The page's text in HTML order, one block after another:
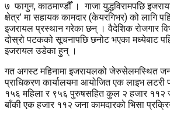
७ फागुन, काठमाण्डौँ । गाजा युद्धविरामपछि
क्षेत्र’ मा सहायक कामदार (केयरगिभर) को लागि
इजरायल प्रस्थान गरेका छन् । वैदेशिक रोजगार
दोस्रो पटकको सूचनापछि छनोट भएका मध्येबाट
इजरायल उडेका हुन् ।
गत अगस्ट महिनामा इजरायलको जेरुसेलमस्थित
प्राधिकरण कार्यालयमा आयोजित एक लाइभ लटरी
१५६ महिला र ९५६ पुरुषसहित कुल २ हजार ११२
बाँकी एक हजार ११२ जना कामदारको भिसा